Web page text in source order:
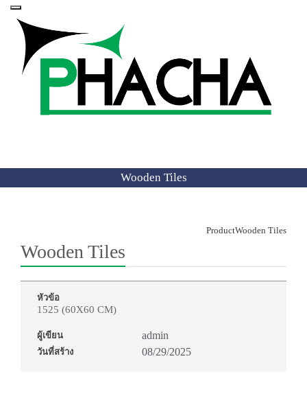
Wooden Tiles
ProductWooden Tiles
Wooden Tiles
หัวข้อ
1525 (60X60 CM)
ผู้เขียน admin
วันที่สร้าง 08/29/2025